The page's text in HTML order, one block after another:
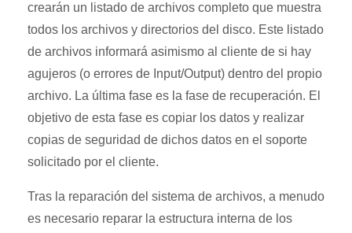
crearán un listado de archivos completo que muestra
todos los archivos y directorios del disco. Este listado
de archivos informará asimismo al cliente de si hay
agujeros (o errores de Input/Output) dentro del propio
archivo. La última fase es la fase de recuperación. El
objetivo de esta fase es copiar los datos y realizar
copias de seguridad de dichos datos en el soporte
solicitado por el cliente.
Tras la reparación del sistema de archivos, a menudo
es necesario reparar la estructura interna de los